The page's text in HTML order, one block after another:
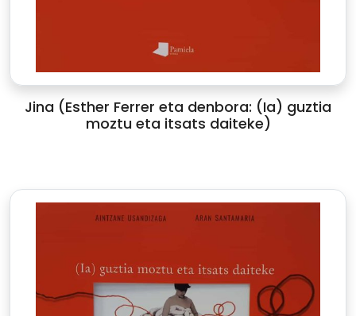
Jina (Esther Ferrer eta denbora: (Ia) guztia
moztu eta itsats daiteke)